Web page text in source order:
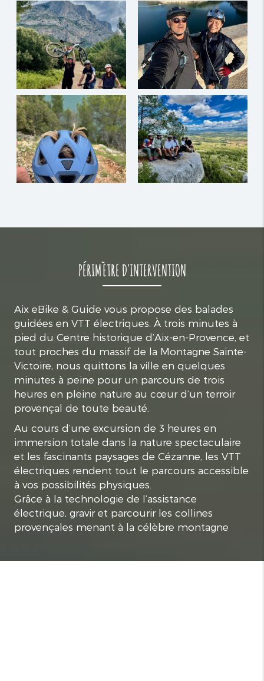
PÉRIMÈTRE D'INTERVENTION
Aix eBike & Guide vous propose des balades
guidées en VTT électriques. À trois minutes à
pied du Centre historique d’Aix-en-Provence, et
tout proches du massif de la Montagne Sainte-
Victoire, nous quittons la ville en quelques
minutes à peine pour un parcours de trois
heures en pleine nature au cœur d’un terroir
provençal de toute beauté.
Au cours d’une excursion de 3 heures en
immersion totale dans la nature spectaculaire
et les fascinants paysages de Cézanne, les VTT
électriques rendent tout le parcours accessible
à vos possibilités physiques.
Grâce à la technologie de l’assistance
électrique, gravir et parcourir les collines
provençales menant à la célèbre montagne